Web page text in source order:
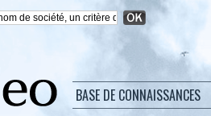
BASE DE CONNAISSANCES